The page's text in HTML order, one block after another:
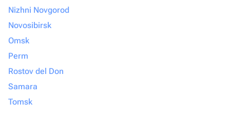
Nizhni Novgorod
Novosibirsk
Omsk
Perm
Rostov del Don
Samara
Tomsk